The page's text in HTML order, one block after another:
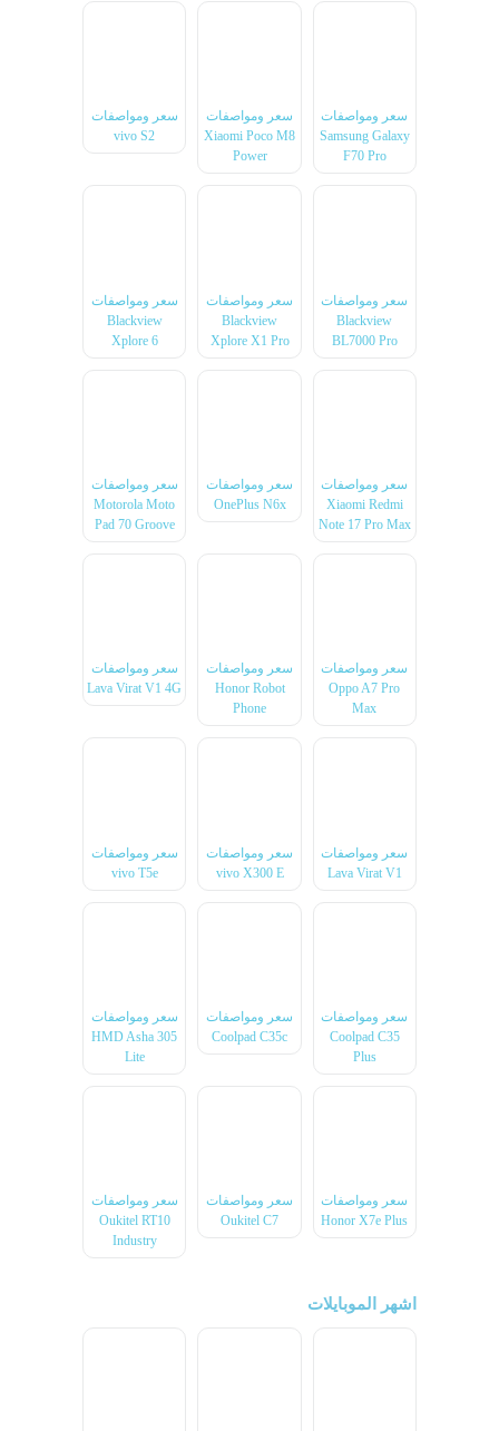
سعر ومواصفات
Samsung Galaxy
F70 Pro
سعر ومواصفات
Xiaomi Poco M8
Power
سعر ومواصفات
vivo S2
سعر ومواصفات
Blackview
BL7000 Pro
سعر ومواصفات
Blackview
Xplore X1 Pro
سعر ومواصفات
Blackview
Xplore 6
سعر ومواصفات
Xiaomi Redmi
Note 17 Pro Max
سعر ومواصفات
OnePlus N6x
سعر ومواصفات
Motorola Moto
Pad 70 Groove
سعر ومواصفات
Oppo A7 Pro
Max
سعر ومواصفات
Honor Robot
Phone
سعر ومواصفات
Lava Virat V1 4G
سعر ومواصفات
Lava Virat V1
سعر ومواصفات
vivo X300 E
سعر ومواصفات
vivo T5e
سعر ومواصفات
Coolpad C35
Plus
سعر ومواصفات
Coolpad C35c
سعر ومواصفات
HMD Asha 305
Lite
سعر ومواصفات
Honor X7e Plus
سعر ومواصفات
Oukitel C7
سعر ومواصفات
Oukitel RT10
Industry
اشهر الموبايلات